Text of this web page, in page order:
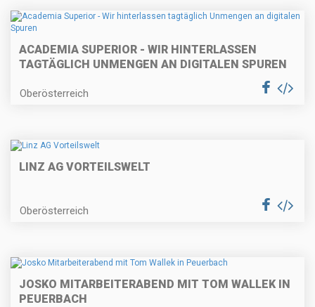
ACADEMIA SUPERIOR - WIR HINTERLASSEN
TAGTÄGLICH UNMENGEN AN DIGITALEN SPUREN
Oberösterreich
LINZ AG VORTEILSWELT
Oberösterreich
JOSKO MITARBEITERABEND MIT TOM WALLEK IN
PEUERBACH